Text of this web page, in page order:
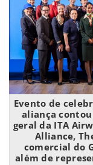
Evento de
aliança contou
geral da ITA
Alliance,
comercial do
além de